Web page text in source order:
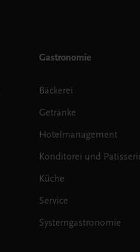
Gastronomie
Bäckerei
Getränke
Hotelmanagement
Konditorei und
Küche
Service
Systemgastronomie